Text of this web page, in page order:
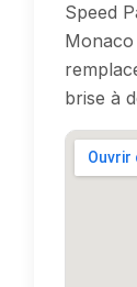
Speed
brise à